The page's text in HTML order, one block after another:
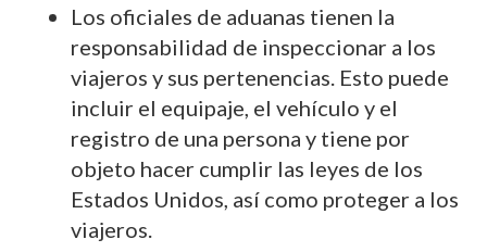
Los oficiales de aduanas tienen la
responsabilidad de inspeccionar a los
viajeros y sus pertenencias. Esto puede
incluir el equipaje, el vehículo y el
registro de una persona y tiene por
objeto hacer cumplir las leyes de los
Estados Unidos, así como proteger a los
viajeros.